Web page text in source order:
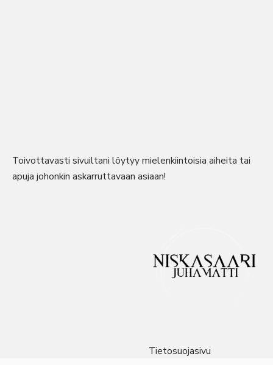
Toivottavasti sivuiltani löytyy mielenkiintoisia aiheita tai
apuja johonkin askarruttavaan asiaan!
Tietosuojasivu